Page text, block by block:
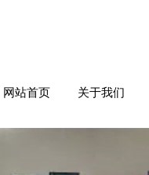
网站首页 关于我们